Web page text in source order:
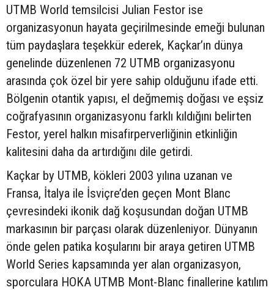
UTMB World temsilcisi Julian Festor ise
organizasyonun hayata geçirilmesinde emeği bulunan
tüm paydaşlara teşekkür ederek, Kaçkar’ın dünya
genelinde düzenlenen 72 UTMB organizasyonu
arasında çok özel bir yere sahip olduğunu ifade etti.
Bölgenin otantik yapısı, el değmemiş doğası ve eşsiz
coğrafyasının organizasyonu farklı kıldığını belirten
Festor, yerel halkın misafirperverliğinin etkinliğin
kalitesini daha da artırdığını dile getirdi.
Kaçkar by UTMB, kökleri 2003 yılına uzanan ve
Fransa, İtalya ile İsviçre’den geçen Mont Blanc
çevresindeki ikonik dağ koşusundan doğan UTMB
markasının bir parçası olarak düzenleniyor. Dünyanın
önde gelen patika koşularını bir araya getiren UTMB
World Series kapsamında yer alan organizasyon,
sporculara HOKA UTMB Mont-Blanc finallerine katılım